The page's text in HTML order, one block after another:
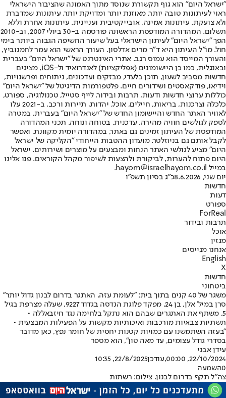
"ישראל היום" הוא גוף תקשורת שנוסד מתוך האמונה שהציבור הישראלי
ראוי לעיתונות טובה יותר, מאוזנת יותר ומדויקת יותר. עיתונות שמדברת
ולא צועקת. עיתונות אמינה, אובייקטיבית ועניינית. עיתונות אחרת וללא
תשלום. המהדורה המודפסת הראשונה פורסמה ב-30 ביולי 2007, וב-2010
הפך "ישראל היום" לעיתון הישראלי בעל שיעור החשיפה הגבוה ביותר בימי
חול. מו"ל העיתון היא ד"ר מרים אדלסון. העורך הראשי הוא עמר לחמנוביץ,
והעורך המייסד הוא עמוס רגב. אתרי האינטרנט של "ישראל היום" בעברית
ובאנגלית, כמו כן היישומונים (אפליקציות) לאנדרואיד ול-iOS, מציגים
חדשות מסביב לשעון, תוכן בלעדי, מבזקים ועדכונים, ניתוחים ופרשנויות,
וידיאו, פודקאסטים ושידורים חיים. פלטפורמות הדיגיטל של "ישראל היום"
כוללות ערוצי חדשות ודעות, תרבות ובידור, לייף סטייל, טכנולוגיה, ספורט,
כלכלה וצרכנות, בריאות, חיילים, אוכל, יהדות, תיירות ורכב. ב-2021 עלו
לאוויר האתר החדש והיישומון החדש של "ישראל היום" בעברית, במטרה
לספק לגולשים חוויה מהירה, עדכנית, בטוחה ונוחה. תכני המהדורה
המודפסת של העיתון זמינים גם באתר, במהדורה יומית מקוונת, ואפשר
לקבל אותם גם בניוזלטר. מועדון ההטבות הייחודי "הקליקה של ישראל
היום" מציע לגולשי האתר הנחות ומבצעים על מוצרים ושירותים. ישראל
היום פתוח להערות, לביקורת ולהצעות לשיפור מקהל הקוראים. פנו אלינו
במייל hayom@israelhayom.co.il.
יום שני, 8.6.2026
כ"ג בסיון תשפ"ו
חדשות
דעות
ספורט
ForReal
תרבות ובידור
אוכל
מגזין
אנחנו מגייסים
English
X
חדשות
ביטחוני
משגר של 40 קנים בתוך בית: "לעומת עזה, האתגר בדרום לבנון גדול יותר"
סרן במיל' אלן, בן 24, מפקד פלוגת הנדסה בגדוד 9227, שעלה מצרפת בגיל
5, משתף את האתגרים שבהם הוא נתקל בלחימה נגד חיזבאללה •
תשתיות צבאיות מורכבות ואיכותיות מקשות על הפעילות המבצעית •
"בעזה השתמשנו עם כמויות קטנות יחסית של חומר נפץ, כאן מדובר
בסדרי גודל עצומים, עד מאה טון", הוא מספר
עידן אבני
22/10/2024, 00:00
,עודכן22/8/2025, 10:35
0השמעה
צה"ל תקף בדרום לבנון. צילום: רשתות